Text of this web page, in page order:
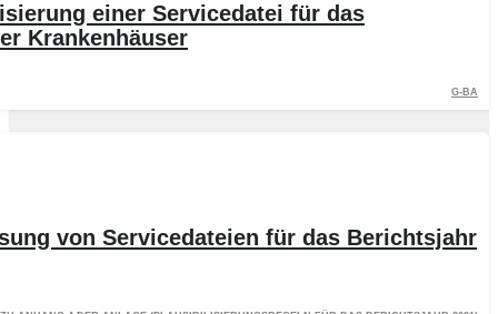
einer Servicedatei für das
Krankenhäuser
G-BA
von Servicedateien für das Berichtsjahr